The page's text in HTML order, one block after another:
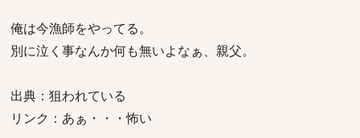
俺は今漁師をやってる。
別に泣く事なんか何も無いよなぁ、親父。
出典：狙われている
リンク：あぁ・・・怖い